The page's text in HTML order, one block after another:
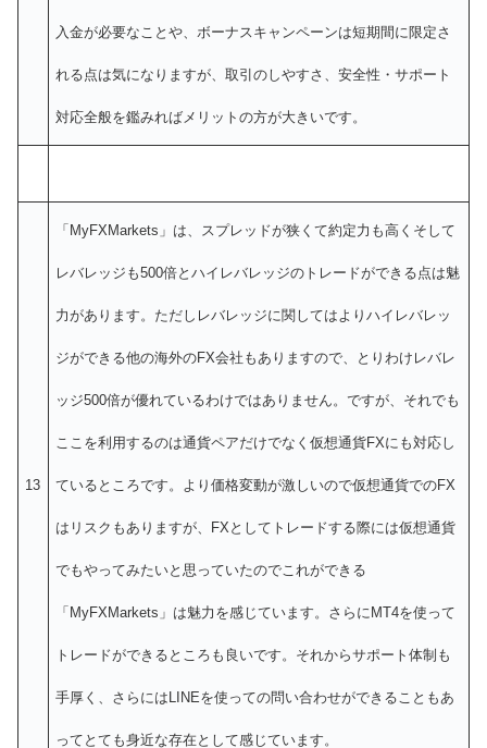
入金が必要なことや、ボーナスキャンペーンは短期間に限定さ
れる点は気になりますが、取引のしやすさ、安全性・サポート
対応全般を鑑みればメリットの方が大きいです。
13
「MyFXMarkets」は、スプレッドが狭くて約定力も高くそして
レバレッジも500倍とハイレバレッジのトレードができる点は魅
力があります。ただしレバレッジに関してはよりハイレバレッ
ジができる他の海外のFX会社もありますので、とりわけレバレ
ッジ500倍が優れているわけではありません。ですが、それでも
ここを利用するのは通貨ペアだけでなく仮想通貨FXにも対応し
ているところです。より価格変動が激しいので仮想通貨でのFX
はリスクもありますが、FXとしてトレードする際には仮想通貨
でもやってみたいと思っていたのでこれができる
「MyFXMarkets」は魅力を感じています。さらにMT4を使って
トレードができるところも良いです。それからサポート体制も
手厚く、さらにはLINEを使っての問い合わせができることもあ
ってとても身近な存在として感じています。